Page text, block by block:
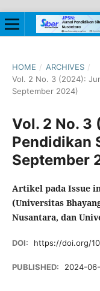
HOME / ARCHIVES /
Vol. 2 No. 3 (2024):
September 2024)
Vol. 2 No.
Pendidikan
September
Artikel pada Issue
(Universitas
Nusantara, dan
DOI: https://doi.org/
PUBLISHED: 2024-